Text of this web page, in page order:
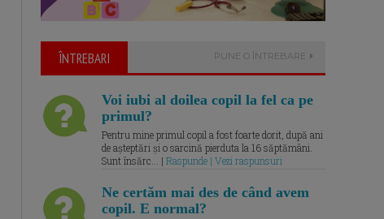
ÎNTREBARI PUNE O ÎNTREBARE
Voi iubi al doilea copil la fel ca pe
primul?
Pentru mine primul copil a fost foarte dorit, după ani
de așteptări și o sarcină pierduta la 16 săptămâni.
Sunt însărc... | Raspunde | Vezi raspunsuri
Ne certăm mai des de când avem
copil. E normal?